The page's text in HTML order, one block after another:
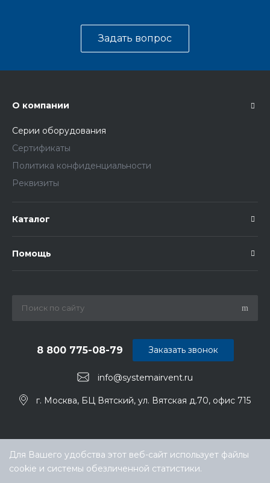
Задать вопрос
О компании
Серии оборудования
Сертификаты
Политика конфиденциальности
Реквизиты
Каталог
Помощь
info@systemairvent.ru
8 800 775-08-79
г. Москва, БЦ Вятский, ул. Вятская д.70, офис 715
Заказать звонок
Для Вашего удобства этот веб-сайт использует файлы
cookie и системы обезличенной статистики.